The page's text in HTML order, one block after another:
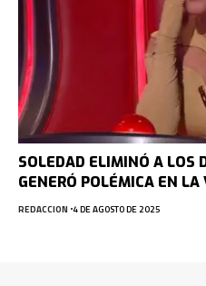
SOLEDAD ELIMINÓ A LOS
GENERÓ POLÉMICA EN LA
REDACCION 4 DE AGOSTO DE 2025